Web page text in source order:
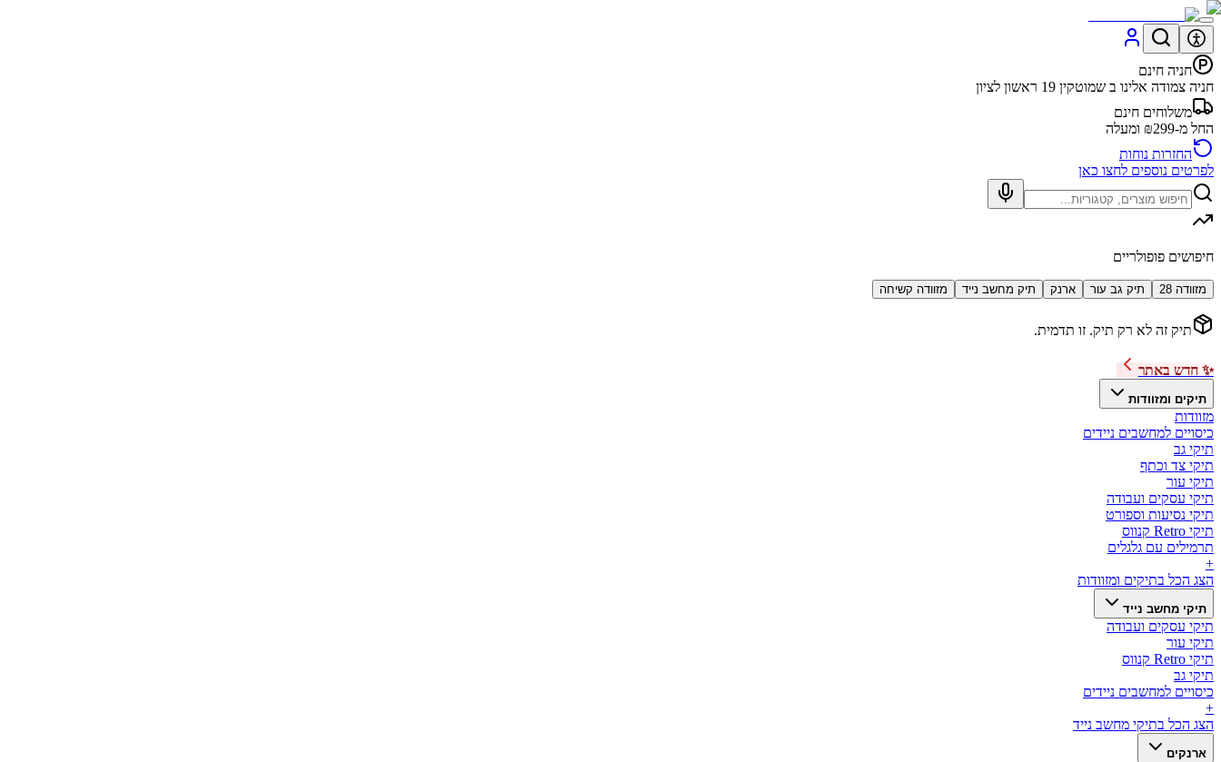
חניה חינם
חניה צמודה אלינו ב שמוטקין 19 ראשון לציון
משלוחים חינם
החל מ-₪299 ומעלה
החזרות נוחות
לפרטים נוספים לחצו כאן
חיפושים פופולריים
מזוודה 28 תיק גב עור ארנק תיק מחשב נייד מזוודה קשיחה
תיק זה לא רק תיק. זו תדמית.
✨ חדש באתר
תיקים ומזוודות
מזוודות
כיסויים למחשבים ניידים
תיקי גב
תיקי צד וכתף
תיקי עור
תיקי עסקים ועבודה
תיקי נסיעות וספורט
תיקי Retro קנווס
תרמילים עם גלגלים
+
הצג הכל בתיקים ומזוודות
תיקי מחשב נייד
תיקי עסקים ועבודה
תיקי עור
תיקי Retro קנווס
תיקי גב
כיסויים למחשבים ניידים
+
הצג הכל בתיקי מחשב נייד
ארנקים